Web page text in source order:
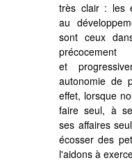
très clair : les
au
sont ceux
précocement
et
autonomie de
effet, lorsque
faire seul, à
ses affaires
écosser des
l'aidons à